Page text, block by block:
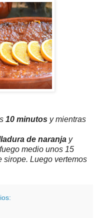
10 minutos y mientras
de naranja y
medio unos 15
sirope. Luego vertemos